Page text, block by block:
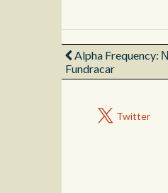
Alpha Frequency:
Fundracar
Twitter